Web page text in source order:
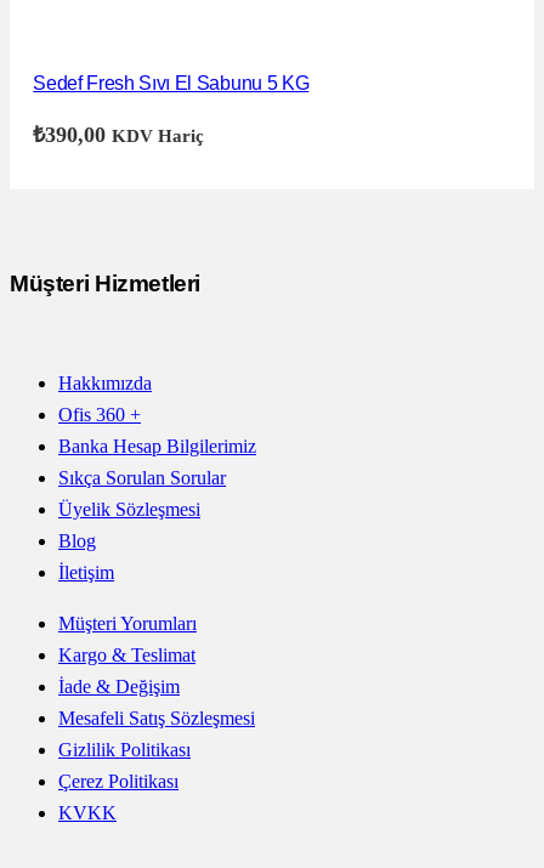
Sedef Fresh Sıvı El Sabunu 5 KG
₺390,00 KDV Hariç
Müşteri Hizmetleri
Hakkımızda
Ofis 360 +
Banka Hesap Bilgilerimiz
Sıkça Sorulan Sorular
Üyelik Sözleşmesi
Blog
İletişim
Müşteri Yorumları
Kargo & Teslimat
İade & Değişim
Mesafeli Satış Sözleşmesi
Gizlilik Politikası
Çerez Politikası
KVKK